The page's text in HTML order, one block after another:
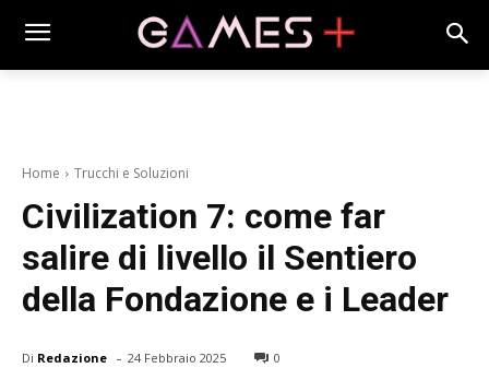
Home Trucchi e Soluzioni
Civilization 7: come far
salire di livello il Sentiero
della Fondazione e i Leader
Di Redazione - 24 Febbraio 2025 0